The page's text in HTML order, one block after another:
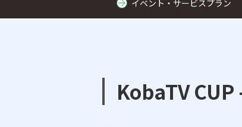
イベント・サービスプラン
KobaTV